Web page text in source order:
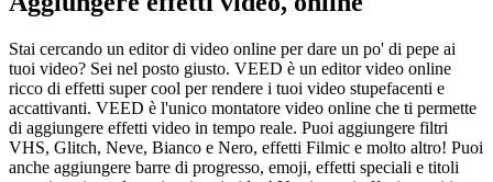
Stai cercando un editor di video online per dare un po' di pepe ai
tuoi video? Sei nel posto giusto. VEED è un editor video online
ricco di effetti super cool per rendere i tuoi video stupefacenti e
accattivanti. VEED è l'unico montatore video online che ti permette
di aggiungere effetti video in tempo reale. Puoi aggiungere filtri
VHS, Glitch, Neve, Bianco e Nero, effetti Filmic e molto altro! Puoi
anche aggiungere barre di progresso, emoji, effetti speciali e titoli